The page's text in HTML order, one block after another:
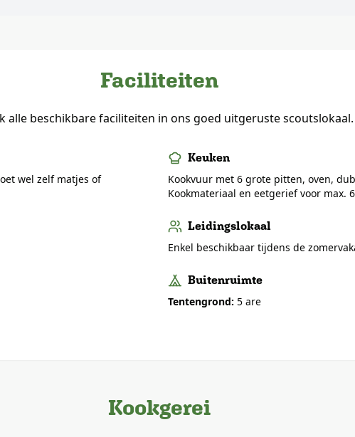
Faciliteiten
alle beschikbare faciliteiten in ons goed uitgeruste scoutslokaal.
wel zelf matjes of
Keuken
Kookvuur met 6 grote pitten, oven,
Kookmateriaal en eetgerief voor max.
Leidingslokaal
Enkel beschikbaar tijdens de
Buitenruimte
Tentengrond: 5 are
Kookgerei